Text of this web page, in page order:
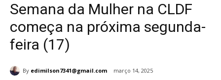
Semana da Mulher na CLDF
começa na próxima segunda-
feira (17)
By edimilson7341@gmail.com março 14, 2025